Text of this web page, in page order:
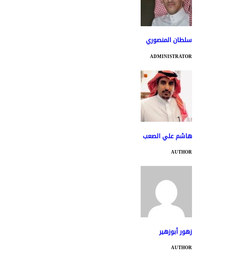
سلطان المنصوري
ADMINISTRATOR
هاشم علي الصعب
AUTHOR
زهور أبوزهير
AUTHOR